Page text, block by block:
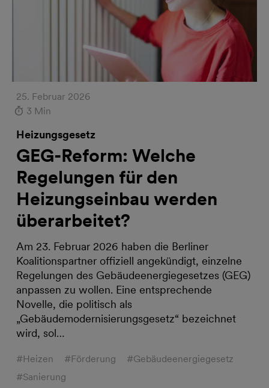
25. Februar 2026
3 Min
Heizungsgesetz
GEG-Reform: Welche
Regelungen für den
Heizungseinbau werden
überarbeitet?
Am 23. Februar 2026 haben die Berliner
Koalitionspartner offiziell angekündigt, einzelne
Regelungen des Gebäudeenergiegesetzes (GEG)
anpassen zu wollen. Eine entsprechende
Novelle, die politisch als
„Gebäudemodernisierungsgesetz“ bezeichnet
wird, sol…
#Heizen #Förderung
#Gebäudeenergiegesetz
#Sanierung